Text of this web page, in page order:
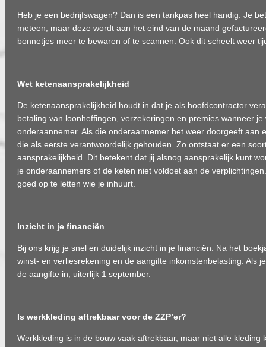
Heb je een bedrijfswagen? Dan is een tankpas heel handig. Je
meteen, maar deze wordt aan het eind van de maand
bonnetjes meer te bewaren of te scannen. Ook dit scheelt weer
Wet ketenaansprakelijkheid
De ketenaansprakelijkheid houdt in dat je als hoofdcontractor
betaling van loonheffingen, verzekeringen en premies wanneer
onderaannemer. Als die onderaannemer het weer doorgeeft aan
die als eerste verantwoordelijk gehouden. Zo ontstaat er een
aansprakelijkheid. Dit betekent dat jij alsnog aansprakelijk kunt
je onderaannemers of de keten niet voldoet aan de
goed op te letten wie je inhuurt.
Inzicht in je financiën
Bij ons krijg je snel en duidelijk inzicht in je financiën. Na het
winst- en verliesrekening en de aangifte inkomstenbelasting. Als
de aangifte in, uiterlijk 1 september.
Is werkkleding aftrekbaar voor de ZZP’er?
Werkkleding is in de bouw vaak aftrekbaar, maar niet alle kleding